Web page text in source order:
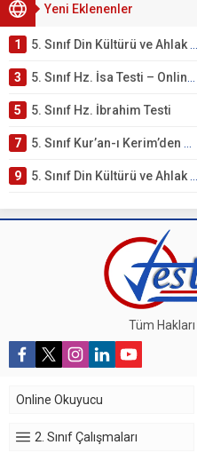
Yeni Eklenenler
1 5. Sınıf Din Kültürü ve Ahlak Bilgisi 4. Ünite: Peygamber Kıssaları Çalışmaları
3 5. Sınıf Hz. İsa Testi – Online Çöz
5 5. Sınıf Hz. İbrahim Testi
7 5. Sınıf Kur’an-ı Kerim’den Öğütler – Peygamber Kıssaları Testi – Online Çöz
9 5. Sınıf Din Kültürü ve Ahlak Bilgisi 3. Ünite: Kur’an-ı Kerim Çalışmaları
Tüm Hakları
Online Okuyucu
2. Sınıf Çalışmaları